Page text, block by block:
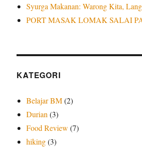
Syurga Makanan: Warong Kita,
PORT MASAK LOMAK SALAI
KATEGORI
Belajar BM(2)
Durian (3)
Food Review (7)
hiking(3)